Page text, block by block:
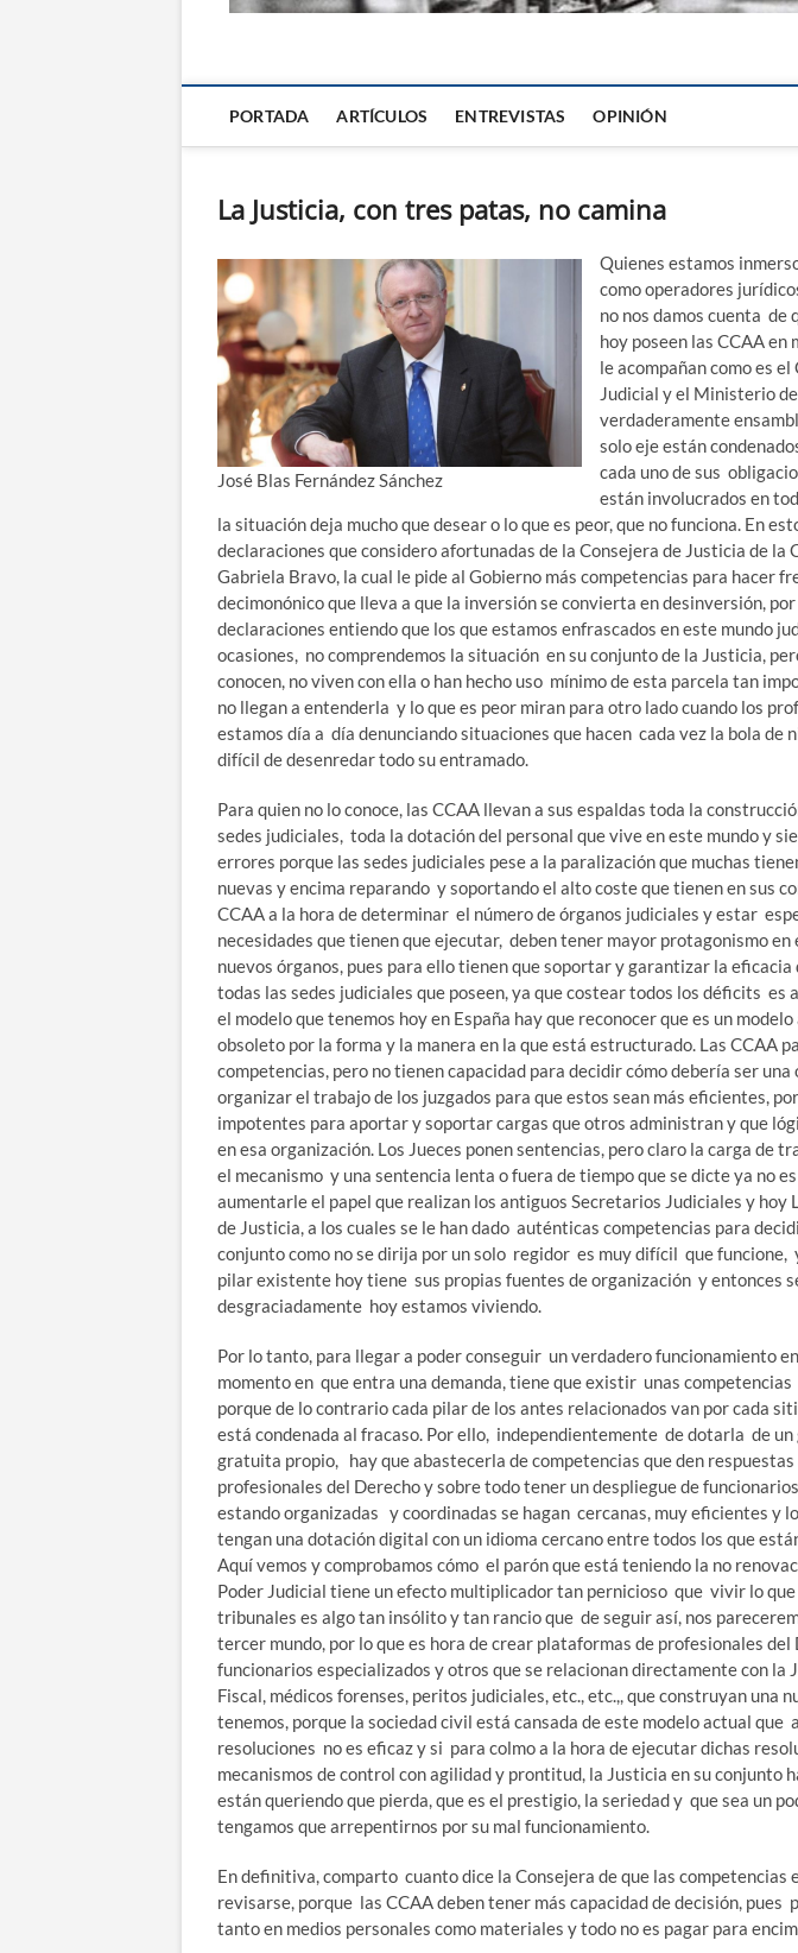
PORTADA ARTÍCULOS ENTREVISTAS OPINIÓN
La Justicia, con tres patas, no camina
José Blas Fernández Sánchez
Quienes estamos
como operadores
no nos damos cuenta
hoy poseen las CCAA
le acompañan como es
Judicial y el Ministerio
verdaderamente
solo eje están
cada uno de sus
están involucrados en
la situación deja mucho que desear o lo que es peor, que no funciona. En
declaraciones que considero afortunadas de la Consejera de Justicia de la
Gabriela Bravo, la cual le pide al Gobierno más competencias para hacer
decimonónico que lleva a que la inversión se convierta en desinversión, por
declaraciones entiendo que los que estamos enfrascados en este mundo
ocasiones, no comprendemos la situación en su conjunto de la Justicia,
conocen, no viven con ella o han hecho uso mínimo de esta parcela tan
no llegan a entenderla y lo que es peor miran para otro lado cuando los
estamos día a día denunciando situaciones que hacen cada vez la bola de
difícil de desenredar todo su entramado.
Para quien no lo conoce, las CCAA llevan a sus espaldas toda la
sedes judiciales, toda la dotación del personal que vive en este mundo y
errores porque las sedes judiciales pese a la paralización que muchas
nuevas y encima reparando y soportando el alto coste que tienen en sus
CCAA a la hora de determinar el número de órganos judiciales y estar
necesidades que tienen que ejecutar, deben tener mayor protagonismo en
nuevos órganos, pues para ello tienen que soportar y garantizar la
todas las sedes judiciales que poseen, ya que costear todos los déficits es
el modelo que tenemos hoy en España hay que reconocer que es un
obsoleto por la forma y la manera en la que está estructurado. Las CCAA
competencias, pero no tienen capacidad para decidir cómo debería ser
organizar el trabajo de los juzgados para que estos sean más eficientes,
impotentes para aportar y soportar cargas que otros administran y que
en esa organización. Los Jueces ponen sentencias, pero claro la carga de
el mecanismo y una sentencia lenta o fuera de tiempo que se dicte ya no
aumentarle el papel que realizan los antiguos Secretarios Judiciales y
de Justicia, a los cuales se le han dado auténticas competencias para
conjunto como no se dirija por un solo regidor es muy difícil que funcione,
pilar existente hoy tiene sus propias fuentes de organización y entonces
desgraciadamente hoy estamos viviendo.
Por lo tanto, para llegar a poder conseguir un verdadero funcionamiento
momento en que entra una demanda, tiene que existir unas
porque de lo contrario cada pilar de los antes relacionados van por cada
está condenada al fracaso. Por ello, independientemente de dotarla de
gratuita propio, hay que abastecerla de competencias que den
profesionales del Derecho y sobre todo tener un despliegue de
estando organizadas y coordinadas se hagan cercanas, muy eficientes y
tengan una dotación digital con un idioma cercano entre todos los que
Aquí vemos y comprobamos cómo el parón que está teniendo la no
Poder Judicial tiene un efecto multiplicador tan pernicioso que vivir lo que
tribunales es algo tan insólito y tan rancio que de seguir así, nos
tercer mundo, por lo que es hora de crear plataformas de profesionales del
funcionarios especializados y otros que se relacionan directamente con la
Fiscal, médicos forenses, peritos judiciales, etc., etc.,, que construyan una
tenemos, porque la sociedad civil está cansada de este modelo actual que
resoluciones no es eficaz y si para colmo a la hora de ejecutar dichas
mecanismos de control con agilidad y prontitud, la Justicia en su conjunto
están queriendo que pierda, que es el prestigio, la seriedad y que sea un
tengamos que arrepentirnos por su mal funcionamiento.
En definitiva, comparto cuanto dice la Consejera de que las competencias
revisarse, porque las CCAA deben tener más capacidad de decisión, pues
tanto en medios personales como materiales y todo no es pagar para